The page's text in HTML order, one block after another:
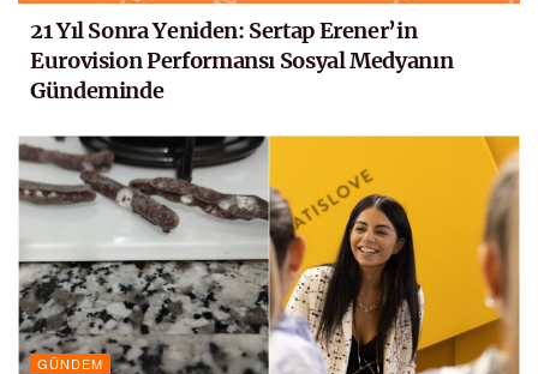
21 Yıl Sonra Yeniden: Sertap Erener’in
Eurovision Performansı Sosyal Medyanın
Gündeminde
GÜNDEM